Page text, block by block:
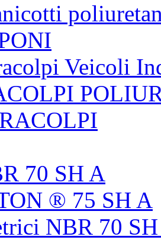
Veicoli
70 SH A
® 75 SH A
NBR 70